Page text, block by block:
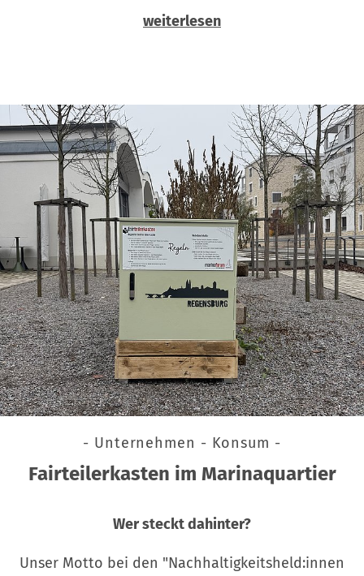
weiterlesen
- Unternehmen - Konsum -
Fairteilerkasten im Marinaquartier
Wer steckt dahinter?
Unser Motto bei den "Nachhaltigkeitsheld:innen